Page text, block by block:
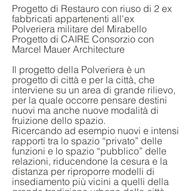
Progetto di Restauro con riuso di 2 ex
fabbricati appartenenti all'ex
Polveriera militare del Mirabello
Progetto di CAIRE Consorzio con
Marcel Mauer Architecture
Il progetto della Polveriera è un
progetto di città e per la città, che
interviene su un area di grande rilievo,
per la quale occorre pensare destini
nuovi ma anche nuove modalità di
fruizione dello spazio.
Ricercando ad esempio nuovi e intensi
rapporti tra lo spazio “privato” delle
funzioni e lo spazio “pubblico” delle
relazioni, riducendone la cesura e la
distanza per riproporre modelli di
insediamento più vicini a quelli della